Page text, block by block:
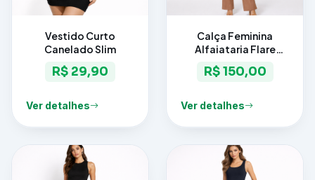
Vestido Curto
Canelado Slim
R$ 29,90
Ver detalhes
Calça Feminina
Alfaiataria Flare
Elegance
R$ 150,00
Ver detalhes